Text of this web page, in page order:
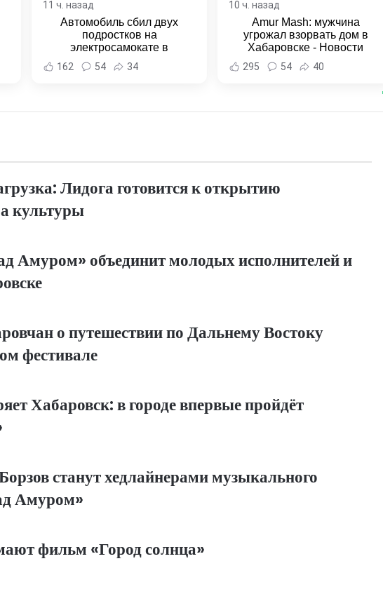
11 ч. назад
Автомобиль сбил двух
подростков на
электросамокате в
Комсомольске-на-Амуре -
Новости Хабаровска и
162 54 34
10 ч. назад
Amur Mash: мужчина
угрожал взорвать дом в
Хабаровске - Новости
Хабаровска и Хабаровского
края
295 54 40
Лидога готовится к открытию
культуры
Амуром» объединит молодых исполнителей и
о путешествии по Дальнему Востоку
фестивале
Хабаровск: в городе впервые пройдёт
станут хедлайнерами музыкального
Амуром»
фильм «Город солнца»